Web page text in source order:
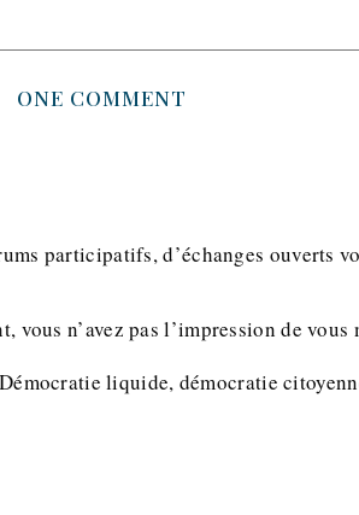
ONE COMMENT
participatifs, d’échanges ouverts
vous n’avez pas l’impression de vous
liquide, démocratie